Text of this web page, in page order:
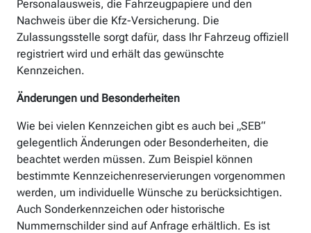
Personalausweis, die Fahrzeugpapiere und den
Nachweis über die Kfz-Versicherung. Die
Zulassungsstelle sorgt dafür, dass Ihr Fahrzeug offiziell
registriert wird und erhält das gewünschte
Kennzeichen.
Änderungen und Besonderheiten
Wie bei vielen Kennzeichen gibt es auch bei „SEB“
gelegentlich Änderungen oder Besonderheiten, die
beachtet werden müssen. Zum Beispiel können
bestimmte Kennzeichenreservierungen vorgenommen
werden, um individuelle Wünsche zu berücksichtigen.
Auch Sonderkennzeichen oder historische
Nummernschilder sind auf Anfrage erhältlich. Es ist